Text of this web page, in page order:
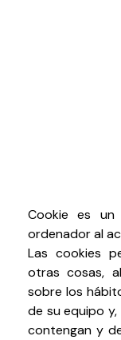
Cookie es
ordenador al
Las cookies
otras cosas,
sobre los
de su equipo
contengan y